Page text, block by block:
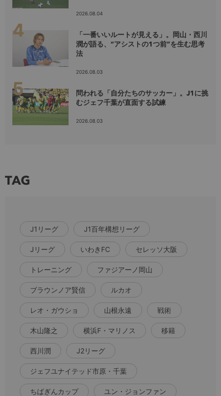
2026.08.04
「一番いいルートが見える」。岡山・西川
潤が語る、“アシストの1つ前”を生む思考
法
2026.08.03
問われる「自分たちのサッカー」。J1に挑
むジェフ千葉が直面する試練
2026.08.03
TAG
J1リーグ J1百年構想リーグ
Jリーグ いわきFC セレッソ大阪
トレーニング ファジアーノ岡山
ブラウンノア賢信 ルカオ
レオ・ガウショ 山根永遠 戦術
木山隆之 横浜F・マリノス 移籍
西川潤 J2リーグ
ジェフユナイテッド市原・千葉
ちばぎんカップ ユン・ジョンファン